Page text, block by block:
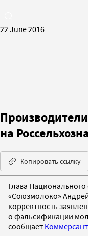
22 June 2016
на
Копировать ссылку
Глава
«Союзмолоко»
корректность
о фальсификации
сообщает Коммерсант